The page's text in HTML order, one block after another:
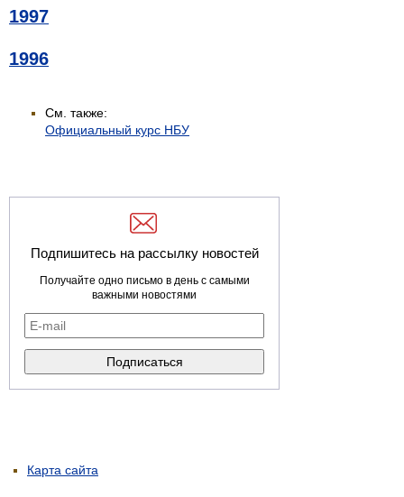
1997
1996
См. также:
Официальный курс НБУ
Подпишитесь на рассылку новостей
Получайте одно письмо в день с самыми
важными новостями
Карта сайта